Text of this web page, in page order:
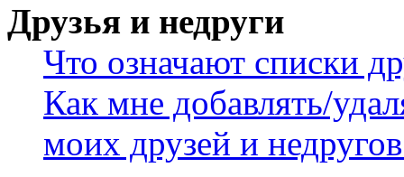
Друзья и недруги
Что означают списки
Как мне добавлять/
моих друзей и